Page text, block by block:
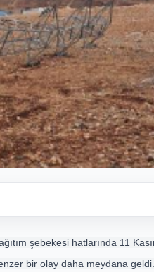
şebekesi hatlarında 11
bir olay daha meydana